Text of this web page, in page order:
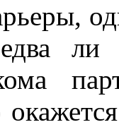
ли